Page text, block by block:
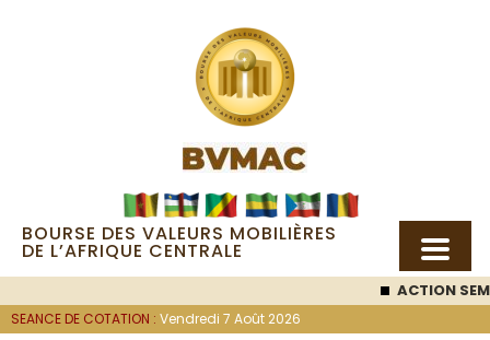
BOURSE DES VALEURS MOBILIÈRES
DE L’AFRIQUE CENTRALE
ACTION
SEANCE DE COTATION : Vendredi 7 Août 2026